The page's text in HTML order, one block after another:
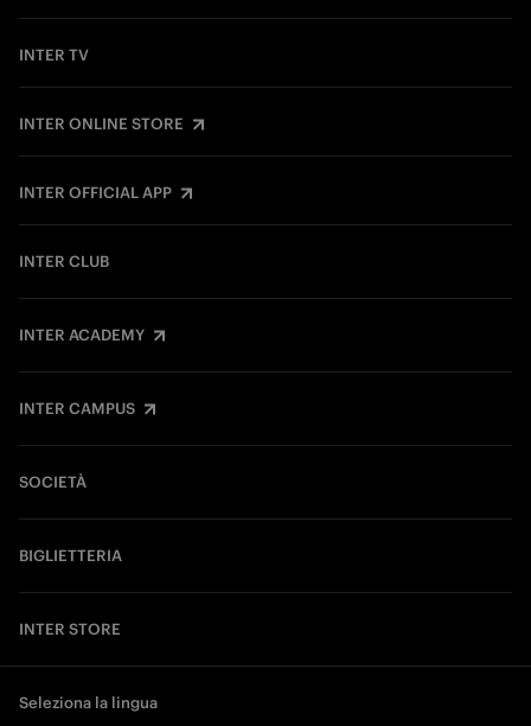
INTER TV
INTER ONLINE STORE
INTER OFFICIAL APP
INTER CLUB
INTER ACADEMY
INTER CAMPUS
SOCIETÀ
BIGLIETTERIA
INTER STORE
Seleziona la lingua